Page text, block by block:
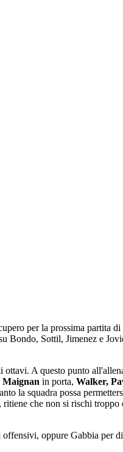
per la prossima partita
Bondo, Sottil, Jimenez e
A questo punto
Maignan in porta, Walker,
la squadra possa
, ritiene che non si rischi troppo
oppure Gabbia per